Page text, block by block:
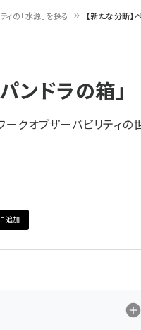
ィの「水源」を探る 【新たな分断】
ンドラの箱」
ークオブザーバビリティの
追加